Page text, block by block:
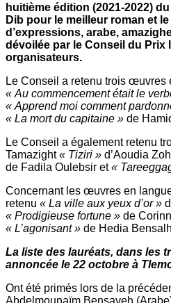
huitième édition (2021-2022)
Dib pour le meilleur roman et
d’expressions, arabe,
dévoilée par le Conseil du Prix
organisateurs.
Le Conseil a retenu trois œuvres
« Au commencement était le
« Apprend moi comment
« La mort du capitaine » de
Le Conseil a également retenu
Tamazight« Tiziri » d’Aoudia
de Fadila Oulebsir et«
Concernant les œuvres en
retenu « La ville aux yeux d’or »
« Prodigieuse fortune » de
« L’agonisant » de Hedia
La liste des lauréats, dans les
annoncée le 22 octobre à
Ont été primés lors de la
Abdelmounaïm Bensayeh